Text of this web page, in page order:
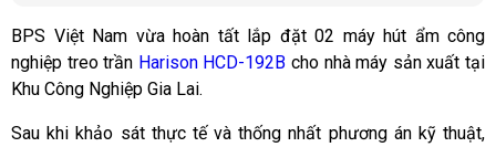
BPS Việt Nam vừa hoàn tất lắp đặt 02 máy hút ẩm công
nghiệp treo trần Harison HCD-192B cho nhà máy sản xuất tại
Khu Công Nghiệp Gia Lai.
Sau khi khảo sát thực tế và thống nhất phương án kỹ thuật,